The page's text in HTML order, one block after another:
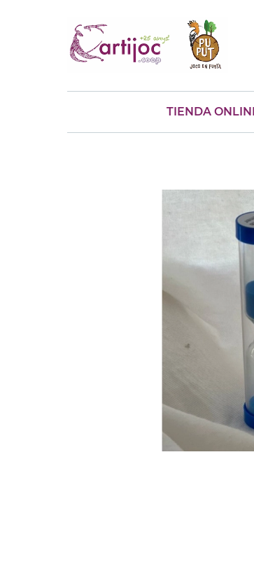
Botella
TIENDA